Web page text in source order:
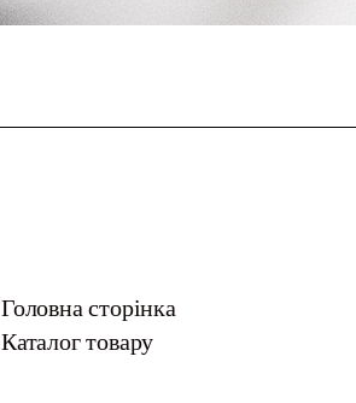
Головна сторінка
Каталог товару